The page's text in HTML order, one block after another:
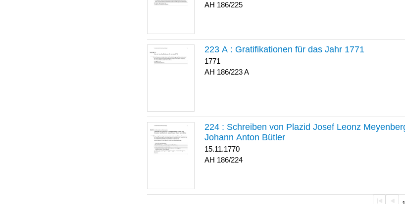
186/225
223 A : Gratifikationen für das Jahr 1771
1771
186/223 A
224 : Schreiben von Plazid Josef Leonz
Johann Anton Bütler
15.11.1770
186/224